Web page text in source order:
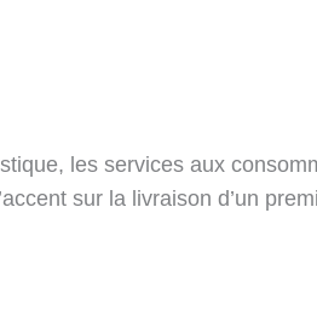
les services aux
sur la livraison d’un